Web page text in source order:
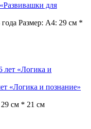
для
Размер: А4: 29 см *
«Логика и познание»
см * 21 см